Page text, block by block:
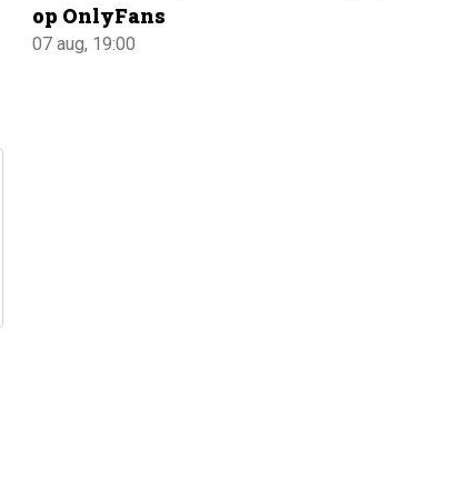
op OnlyFans
07 aug, 19:00